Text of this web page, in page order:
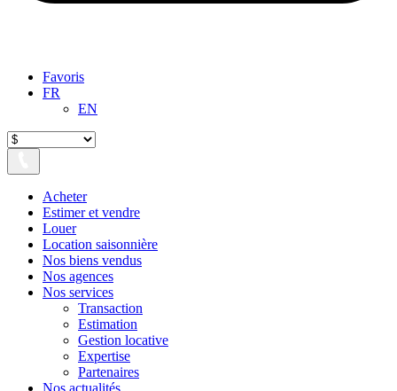
Favoris
FR
EN
Acheter
Estimer et vendre
Louer
Location saisonnière
Nos biens vendus
Nos agences
Nos services
Transaction
Estimation
Gestion locative
Expertise
Partenaires
Nos actualités